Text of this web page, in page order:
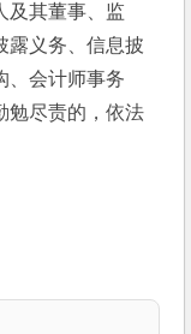
及其董事、监
露义务、信息披
、会计师事务
勉尽责的，依法